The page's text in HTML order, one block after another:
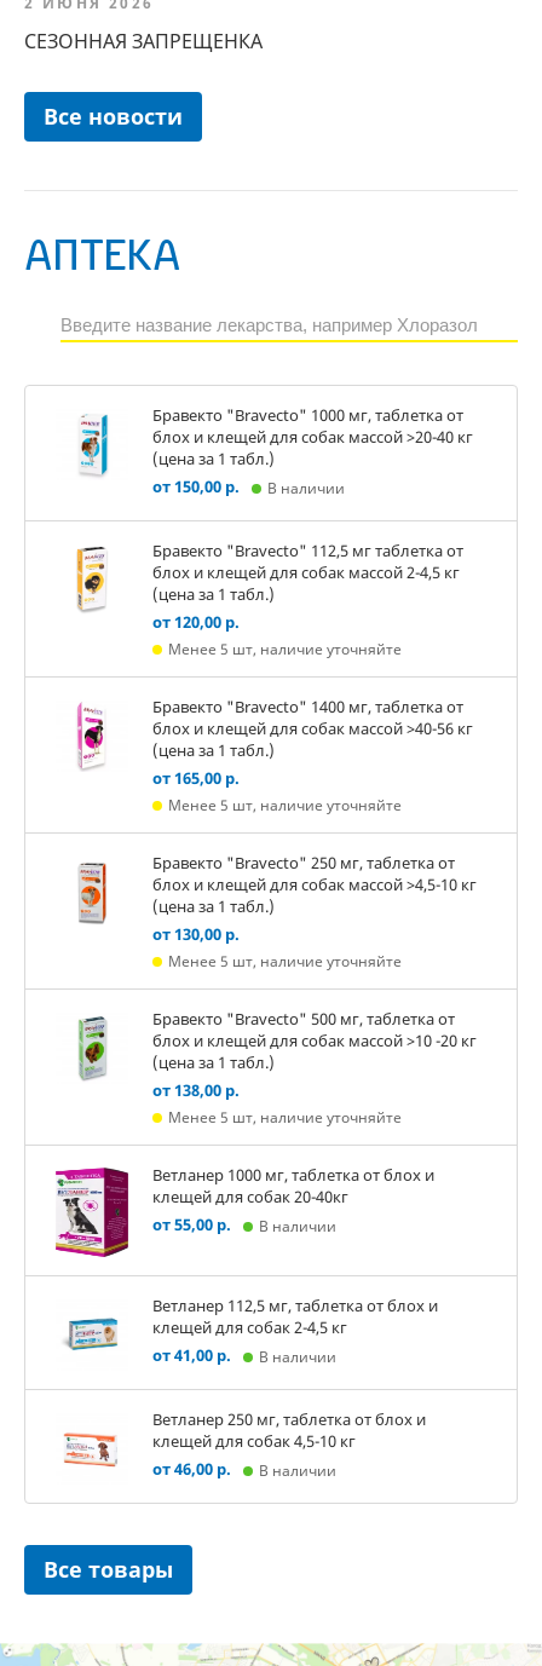
СЕЗОННАЯ ЗАПРЕЩЕНКА
Все новости
АПТЕКА
Бравекто "Bravecto" 1000 мг, таблетка от
блох и клещей для собак массой >20-40 кг
(цена за 1 табл.)
от 150,00 р.
В наличии
Бравекто "Bravecto" 112,5 мг таблетка от
блох и клещей для собак массой 2-4,5 кг
(цена за 1 табл.)
от 120,00 р.
Менее 5 шт, наличие уточняйте
Бравекто "Bravecto" 1400 мг, таблетка от
блох и клещей для собак массой >40-56 кг
(цена за 1 табл.)
от 165,00 р.
Менее 5 шт, наличие уточняйте
Бравекто "Bravecto" 250 мг, таблетка от
блох и клещей для собак массой >4,5-10 кг
(цена за 1 табл.)
от 130,00 р.
Менее 5 шт, наличие уточняйте
Бравекто "Bravecto" 500 мг, таблетка от
блох и клещей для собак массой >10 -20 кг
(цена за 1 табл.)
от 138,00 р.
Менее 5 шт, наличие уточняйте
Ветланер 1000 мг, таблетка от блох и
клещей для собак 20-40кг
от 55,00 р.
В наличии
Ветланер 112,5 мг, таблетка от блох и
клещей для собак 2-4,5 кг
от 41,00 р.
В наличии
Ветланер 250 мг, таблетка от блох и
клещей для собак 4,5-10 кг
от 46,00 р.
В наличии
Все товары